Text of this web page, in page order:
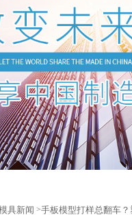
具新闻 手板模型打样总翻车